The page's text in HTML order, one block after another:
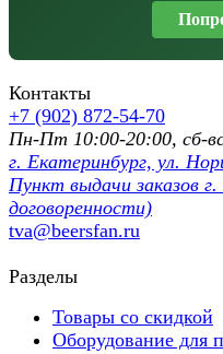
Контакты
+7 (902) 872-54-70
Пн-Пт 10:00-20:00, сб-
г. Екатеринбург, ул.
Пункт выдачи заказов
договоренности)
tva@beersfan.ru
Разделы
Товары со скидкой
Оборудование для